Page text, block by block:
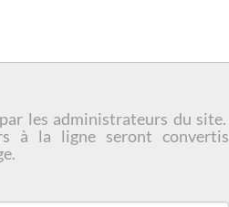
les administrateurs du site.
à la ligne seront convertis